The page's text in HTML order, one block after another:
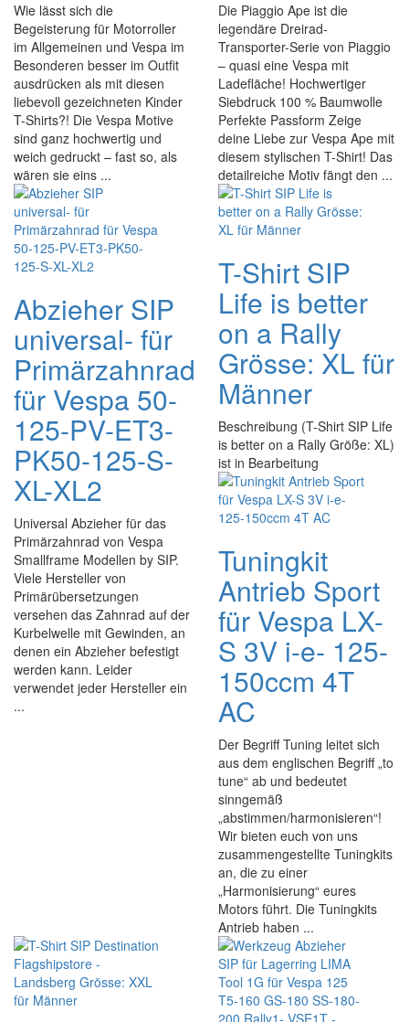
Wie lässt sich die
Begeisterung für Motorroller
im Allgemeinen und Vespa im
Besonderen besser im Outfit
ausdrücken als mit diesen
liebevoll gezeichneten Kinder
T-Shirts?! Die Vespa Motive
sind ganz hochwertig und
weich gedruckt – fast so, als
wären sie eins ...
Die Piaggio Ape ist die
legendäre Dreirad-
Transporter-Serie von Piaggio
– quasi eine Vespa mit
Ladefläche! Hochwertiger
Siebdruck 100 % Baumwolle
Perfekte Passform Zeige
deine Liebe zur Vespa Ape mit
diesem stylischen T-Shirt! Das
detailreiche Motiv fängt den ...
Abzieher SIP
universal- für
Primärzahnrad
für Vespa 50-
125-PV-ET3-
PK50-125-S-
XL-XL2
Universal Abzieher für das
Primärzahnrad von Vespa
Smallframe Modellen by SIP.
Viele Hersteller von
Primärübersetzungen
versehen das Zahnrad auf der
Kurbelwelle mit Gewinden, an
denen ein Abzieher befestigt
werden kann. Leider
verwendet jeder Hersteller ein
...
T-Shirt SIP
Life is better
on a Rally
Grösse: XL für
Männer
Beschreibung (T-Shirt SIP Life
is better on a Rally Größe: XL)
ist in Bearbeitung
Tuningkit
Antrieb Sport
für Vespa LX-
S 3V i-e- 125-
150ccm 4T
AC
Der Begriff Tuning leitet sich
aus dem englischen Begriff „to
tune“ ab und bedeutet
sinngemäß
„abstimmen/harmonisieren“!
Wir bieten euch von uns
zusammengestellte Tuningkits
an, die zu einer
„Harmonisierung“ eures
Motors führt. Die Tuningkits
Antrieb haben ...